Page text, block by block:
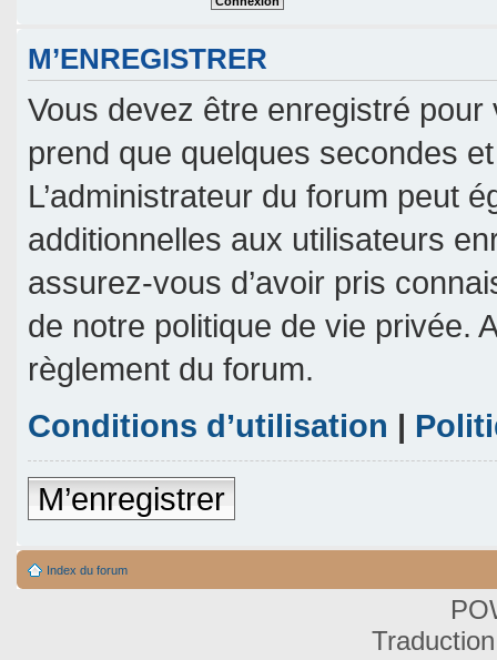
M’ENREGISTRER
Vous devez être enregistré pour
prend que quelques secondes
L’administrateur du forum peut
additionnelles aux utilisateurs
assurez-vous d’avoir pris
de notre politique de vie privée.
règlement du forum.
Conditions d’utilisation |
M’enregistrer
Index du forum